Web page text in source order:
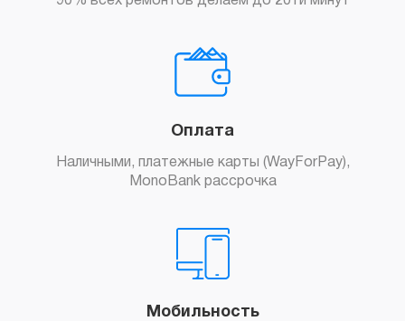
Оплата
Наличными, платежные карты (WayForPay),
MonoBank рассрочка
Мобильность